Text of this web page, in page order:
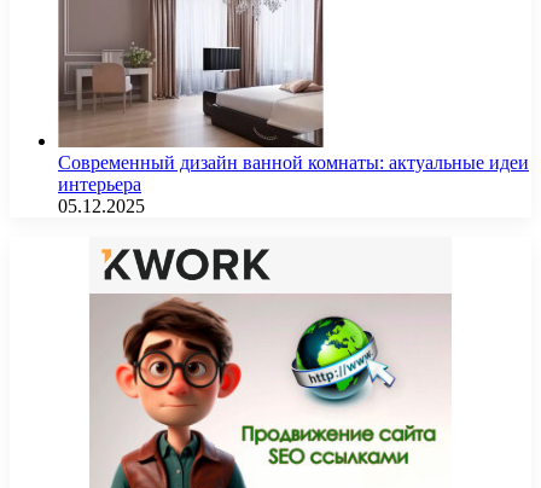
Современный дизайн ванной комнаты: актуальные идеи
интерьера
05.12.2025